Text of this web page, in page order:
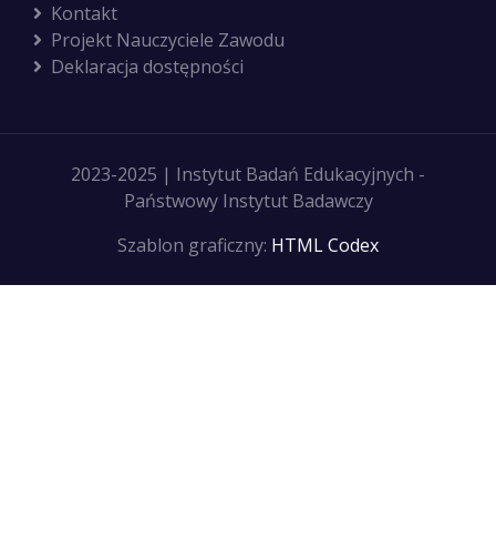
Kontakt
Projekt Nauczyciele Zawodu
Deklaracja dostępności
2023-2025 | Instytut Badań Edukacyjnych -
Państwowy Instytut Badawczy
Szablon graficzny: HTML Codex